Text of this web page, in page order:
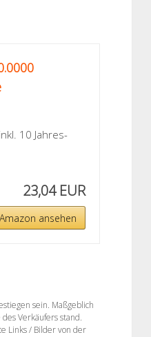
10 Jahres-
23,04 EUR
ansehen
sein. Maßgeblich
Verkäufers stand.
Links / Bilder von der